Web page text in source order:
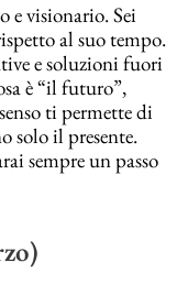
e visionario. Sei
al suo tempo.
e soluzioni fuori
è “il futuro”,
ti permette di
solo il presente.
sempre un passo